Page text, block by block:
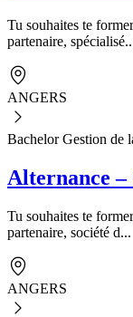
Tu souhaites te
partenaire,
ANGERS
Bachelor Gestion de
Alternance –
Tu souhaites te
partenaire, société d...
ANGERS